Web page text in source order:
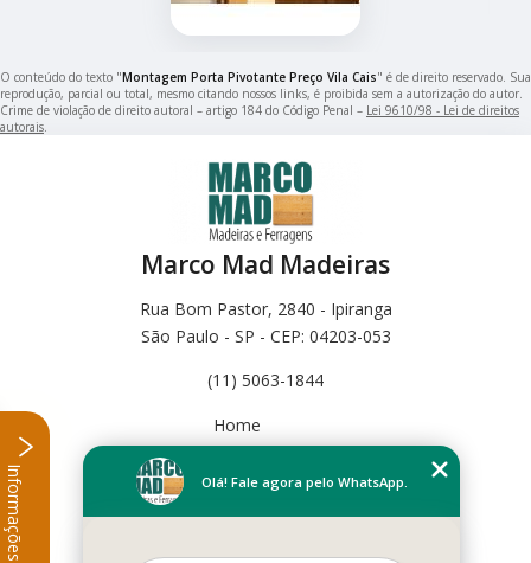
O conteúdo do texto "Montagem Porta Pivotante Preço Vila Cais" é de direito reservado. Sua
reprodução, parcial ou total, mesmo citando nossos links, é proibida sem a autorização do autor.
Crime de violação de direito autoral – artigo 184 do Código Penal – Lei 9610/98 - Lei de direitos
autorais.
Marco Mad Madeiras
Rua Bom Pastor, 2840 - Ipiranga
São Paulo - SP - CEP: 04203-053
(11) 5063-1844
Home
Empresa
Missão
Olá! Fale agora pelo WhatsApp.
Informações